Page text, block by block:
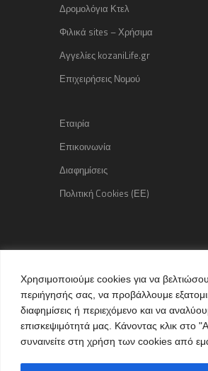
Χρησιμοποιούμε cookies για να
περιήγησής σας, να προβάλλουμε
διαφημίσεις ή περιεχόμενο και να
επισκεψιμότητά μας. Κάνοντας κλικ στο
συναινείτε στη χρήση των cookies από
Δρομολόγια Κτελ
Φιλικά sites – Χρήσιμα
Αγγελίες kozaniLife.gr
Επιχειρήσεις Νομού
Εταιρία
Επικοινωνία
Διαφημίσεις
Πολιτική Cookies (ΕΕ)
Copyright © 2015 kozaniLife.gr
All Rights reserved
Internet Services & Advertisement
by kozaniLife.gr